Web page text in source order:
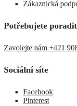
Zákaznická
Potřebujete
Zavolejte nám +421
Sociální síte
Facebook
Pinterest